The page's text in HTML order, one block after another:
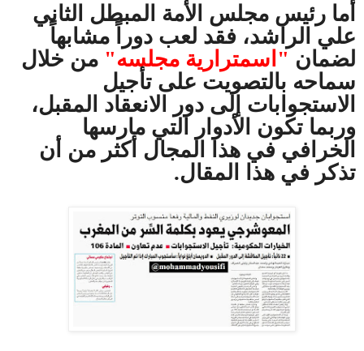
أما رئيس مجلس الأمة المبطل الثاني
علي الراشد، فقد لعب دوراً مشابهاً
لضمان "اسمترارية مجلسه" من خلال
سماحه بالتصويت على تأجيل
الاستجوابات إلى دور الانعقاد المقبل،
وربما تكون الأدوار التي مارسها
الخرافي في هذا المجال أكثر من أن
تذكر في هذا المقال.